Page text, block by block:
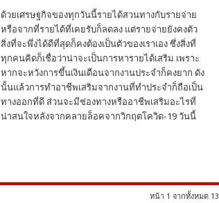
ด้วยเศรษฐกิจของทุกวันนี้รายได้สวนทางกับรายจ่าย
หรือจากที่รายได้ที่เคยรับก็ลดลง แต่รายจ่ายยังคงตัว
สิ่งที่จะพึ่งได้ดีที่สุดก็คงต้องเป็นตัวของเราเอง ซึ่งสิ่งที่
ทุกคนคิดก็เชื่อว่าน่าจะเป็นการหารายได้เสริม เพราะ
หากจะหวังการขึ้นเงินเดือนจากงานประจำก็คงยาก ดัง
นั้นแล้วการทำอาชีพเสริมจากงานที่ทำประจำก็ถือเป็น
ทางออกที่ดี ส่วนจะมีช่องทางหรืออาชีพเสริมอะไรที่
น่าสนใจหลังจากคลายล็อคจากวิกฤตโควิด-19 วันนี้
หน้า 1 จากทั้งหมด 13